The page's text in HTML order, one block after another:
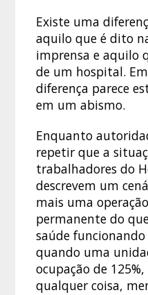
Existe uma
aquilo que é dito
imprensa e aquilo
de um hospital.
diferença parece
em um abismo.
Enquanto
repetir que a
trabalhadores do
descrevem um
mais uma
permanente do
saúde
quando uma
ocupação de
qualquer coisa,